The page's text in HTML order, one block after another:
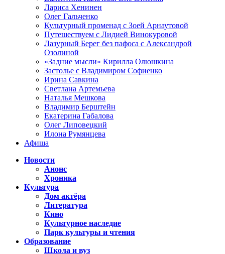
Лариса Хенинен
Олег Гальченко
Культурный променад с Зоей Арнаутовой
Путешествуем с Лидией Винокуровой
Лазурный Берег без пафоса с Александрой
Озолиной
«Задние мысли» Кирилла Олюшкина
Застолье с Владимиром Софиенко
Ирина Савкина
Светлана Артемьева
Наталья Мешкова
Владимир Берштейн
Екатерина Габалова
Олег Липовецкий
Илона Румянцева
Афиша
Новости
Анонс
Хроника
Культура
Дом актёра
Литература
Кино
Культурное наследие
Парк культуры и чтения
Образование
Школа и вуз